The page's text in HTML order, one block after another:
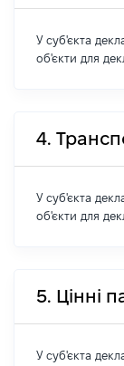
У суб'єкта
об'єкти для
4.
У суб'єкта
об'єкти для
5. Цінні
У суб'єкта